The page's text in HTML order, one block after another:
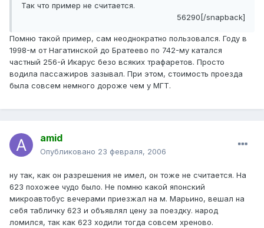
Так что пример не считается.
56290[/snapback]
Помню такой пример, сам неоднократно пользовался. Году в
1998-м от Нагатинской до Братеево по 742-му катался
частный 256-й Икарус безо всяких трафаретов. Просто
водила пассажиров зазывал. При этом, стоимость проезда
была совсем немного дороже чем у МГТ.
amid
Опубликовано 23 февраля, 2006
ну так, как он разрешения не имел, он тоже не считается. На
623 похожее чудо было. Не помню какой японский
микроавтобус вечерами приезжал на м. Марьино, вешал на
себя табличку 623 и объявлял цену за поездку. народ
ломился, так как 623 ходили тогда совсем хреново.